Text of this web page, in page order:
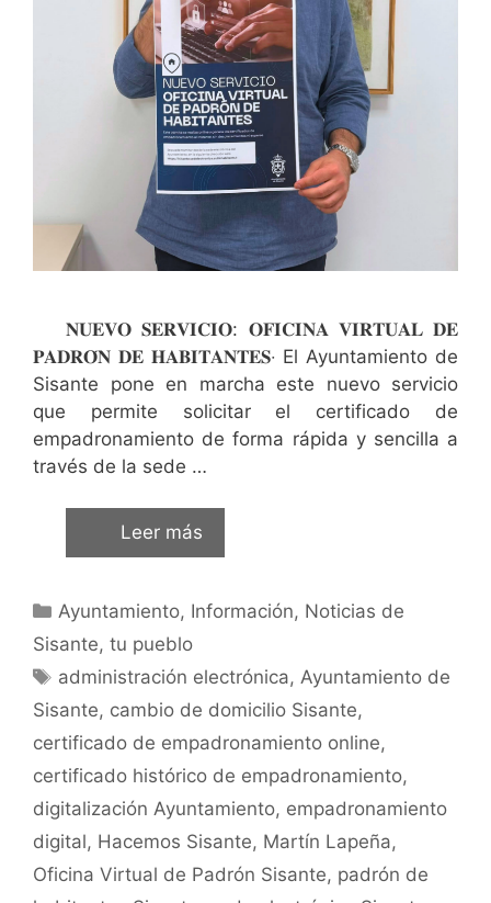
𝐍𝐔𝐄𝐕𝐎 𝐒𝐄𝐑𝐕𝐈𝐂𝐈𝐎: 𝐎𝐅𝐈𝐂𝐈𝐍𝐀 𝐕𝐈𝐑𝐓𝐔𝐀𝐋 𝐃𝐄
𝐏𝐀𝐃𝐑𝐎́𝐍 𝐃𝐄 𝐇𝐀𝐁𝐈𝐓𝐀𝐍𝐓𝐄𝐒‧ El Ayuntamiento de
Sisante pone en marcha este nuevo servicio
que permite solicitar el certificado de
empadronamiento de forma rápida y sencilla a
través de la sede …
Leer más
Ayuntamiento, Información, Noticias de
Sisante, tu pueblo
administración electrónica,Ayuntamiento de
Sisante, cambio de domicilio Sisante,
certificado de empadronamiento online,
certificado histórico de empadronamiento,
digitalización Ayuntamiento, empadronamiento
digital, Hacemos Sisante, Martín Lapeña,
Oficina Virtual de Padrón Sisante, padrón de